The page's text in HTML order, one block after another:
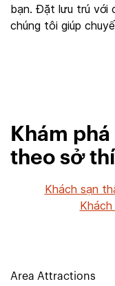
bạn. Đặt lưu trú với
chúng tôi giúp
Khám
theo sở
Khách sạn
Area Attractions